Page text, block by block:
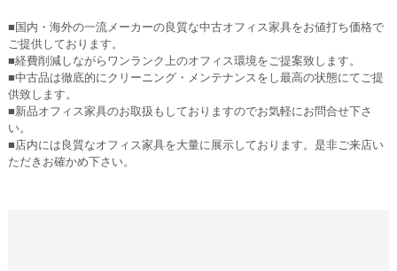
■国内・海外の一流メーカーの良質な中古オフィス家具をお値打ち価格で
ご提供しております。
■経費削減しながらワンランク上のオフィス環境をご提案致します。
■中古品は徹底的にクリーニング・メンテナンスをし最高の状態にてご提
供致します。
■新品オフィス家具のお取扱もしておりますのでお気軽にお問合せ下さ
い。
■店内には良質なオフィス家具を大量に展示しております。是非ご来店い
ただきお確かめ下さい。